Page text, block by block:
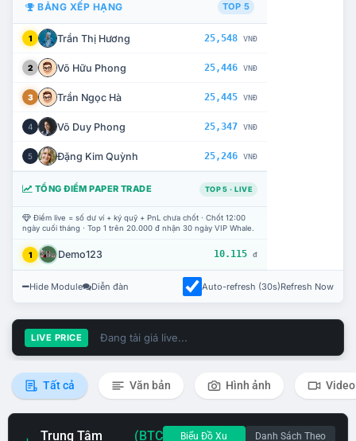
BẢNG XẾP HẠNG TOP 5
1 Trần Thị Hương 25,548 VNĐ
2 Võ Hữu Phong 25,446 VNĐ
3 Trần Ngọc Hà 25,445 VNĐ
4 Võ Duy Phong 25,347 VNĐ
5 Đặng Kim Quỳnh 25,246 VNĐ
TỔNG ĐIỂM PAPER TRADE TOP 5 · LIVE
Điểm live = số dư ví + ký quỹ + PnL chưa chốt · Chốt 12:00
ngày cuối tháng · Top 1 trên 20.000 đ nhận 30 ngày VIP Whale.
1 Demo123 10.115 đ
Hide Module Diễn đàn Auto-refresh (30s)Refresh Now
LIVE PRICE Đang tải giá live...
Tất cả Văn bản Hình ảnh Video
Trung Tâm
(BTC
Biểu Đồ Xu
Danh Sách Theo